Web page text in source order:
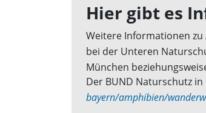
Hier gibt es
Weitere Informationen
bei der Unteren
München
Der BUND Naturschutz
bayern/amphibien/